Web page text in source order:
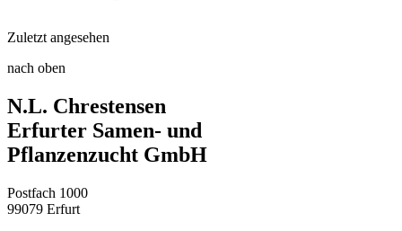
Substral® Osmocote® Langzeit D ...
Pflanzkartoffel Birgit (rotsch ...
Substral Naturen® Tomaten Nahr ...
Pflanzkartoffel Salome
Pflanzkartoffel Wega NN
Zuletzt angesehen
Pflanztasche für Kartoffeln
nach oben
N.L. Chrestensen
Erfurter Samen- und
Pflanzenzucht GmbH
Postfach 1000
99079 Erfurt